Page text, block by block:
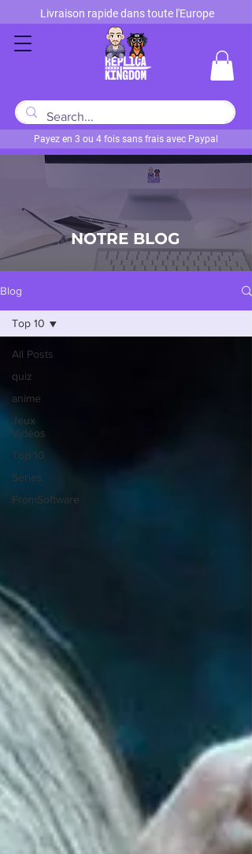
Livraison rapide dans toute l'Europe
Payez en 3 ou 4 fois sans frais avec Paypal
NOTRE BLOG
Blog
All Posts
quiz
anime
Jeux
Vidéos
Top 10
Séries
FromSoftware
Top 10